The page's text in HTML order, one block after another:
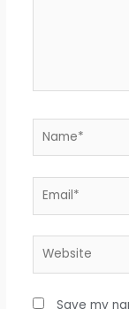
Name*
Email*
Website
Save my